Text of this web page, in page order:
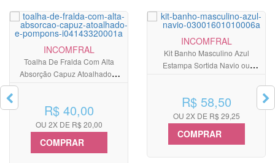
INCOMFRAL
Toalha De Fralda Com Alta
Absorção Capuz Atoalhado E
R$ 40,00
OU 2X DE R$ 20,00
COMPRAR
INCOMFRAL
Kit Banho Masculino Azul
Estampa Sortida Navio ou
R$ 58,50
OU 2X DE R$ 29,25
COMPRAR